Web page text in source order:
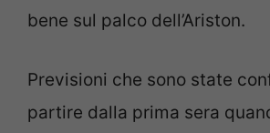
bene sul palco dell’Ariston.
Previsioni che sono state
partire dalla prima sera